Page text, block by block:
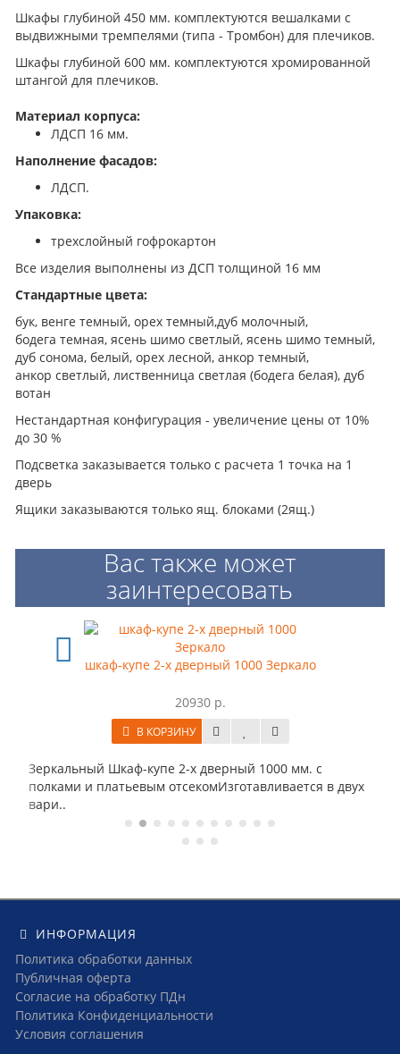
Шкафы глубиной 450 мм. комплектуются вешалками с
выдвижными тремпелями (типа - Тромбон) для плечиков.
Шкафы глубиной 600 мм. комплектуются хромированной
штангой для плечиков.
Материал корпуса:
ЛДСП 16 мм.
Наполнение фасадов:
ЛДСП.
Упаковка:
трехслойный гофрокартон
Все изделия выполнены из ДСП толщиной 16 мм
Стандартные цвета:
бук, венге темный, орех темный,дуб молочный,
бодега темная, ясень шимо светлый, ясень шимо темный,
дуб сонома, белый, орех лесной, анкор темный,
анкор светлый, лиственница светлая (бодега белая), дуб
вотан
Нестандартная конфигурация - увеличение цены от 10%
до 30 %
Подсветка заказывается только с расчета 1 точка на 1
дверь
Ящики заказываются только ящ. блоками (2ящ.)
Вас также может
заинтересовать
2-х дверный 1000 Зеркало
купе 2-х дверный 1000 мм. с
отсекомИзготавливается в двух
Зеркальный
полками и
ИНФОРМАЦИЯ
Политика обработки данных
Публичная оферта
Согласие на обработку ПДн
Политика Конфиденциальности
Условия соглашения